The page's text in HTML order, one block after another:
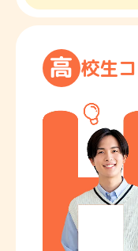
高 校生コ